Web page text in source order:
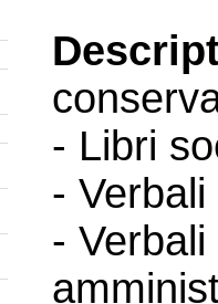
- Libri
-
-